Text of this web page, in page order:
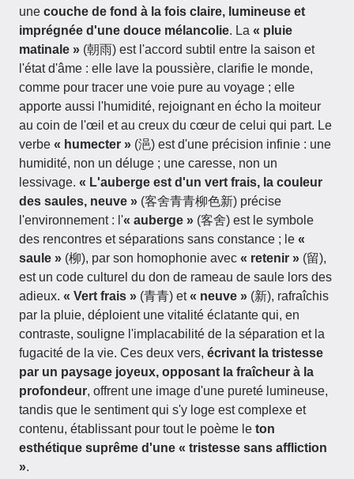
une couche de fond à la fois claire, lumineuse et
imprégnée d'une douce mélancolie. La « pluie
matinale » (朝雨) est l'accord subtil entre la saison et
l'état d'âme : elle lave la poussière, clarifie le monde,
comme pour tracer une voie pure au voyage ; elle
apporte aussi l'humidité, rejoignant en écho la moiteur
au coin de l'œil et au creux du cœur de celui qui part. Le
verbe « humecter » (浥) est d'une précision infinie : une
humidité, non un déluge ; une caresse, non un
lessivage. « L'auberge est d'un vert frais, la couleur
des saules, neuve » (客舍青青柳色新) précise
l'environnement : l'« auberge » (客舍) est le symbole
des rencontres et séparations sans constance ; le «
saule » (柳), par son homophonie avec « retenir » (留),
est un code culturel du don de rameau de saule lors des
adieux. « Vert frais » (青青) et« neuve » (新), rafraîchis
par la pluie, déploient une vitalité éclatante qui, en
contraste, souligne l'implacabilité de la séparation et la
fugacité de la vie. Ces deux vers, écrivant la tristesse
par un paysage joyeux, opposant la fraîcheur à la
profondeur, offrent une image d'une pureté lumineuse,
tandis que le sentiment qui s'y loge est complexe et
contenu, établissant pour tout le poème le ton
esthétique suprême d'une « tristesse sans affliction
».